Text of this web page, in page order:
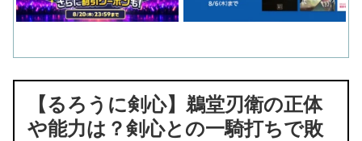
【るろうに剣心】鵜堂刃衛の正体
や能力は？剣心との一騎打ちで敗